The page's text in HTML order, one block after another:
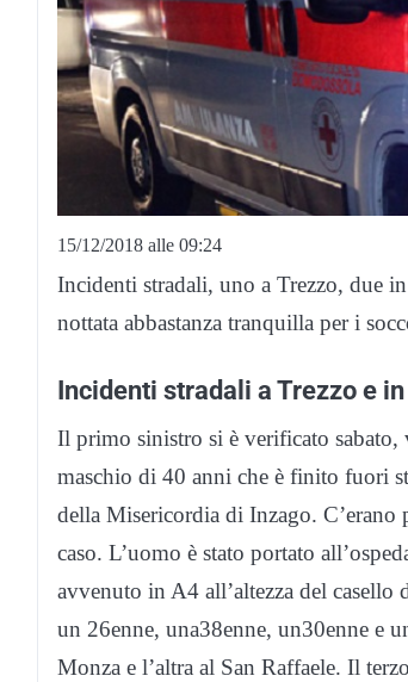
15/12/2018 alle 09:24
Incidenti stradali, uno a Trezzo, due
nottata abbastanza tranquilla per i
Incidenti stradali a Trezzo e
Il primo sinistro si è verificato
maschio di 40 anni che è finito fuori
della Misericordia di Inzago.
caso. L’uomo è stato portato
avvenuto in A4 all’altezza del
un 26enne, una38enne, un30enne e
Monza e l’altra al San Raffaele. Il